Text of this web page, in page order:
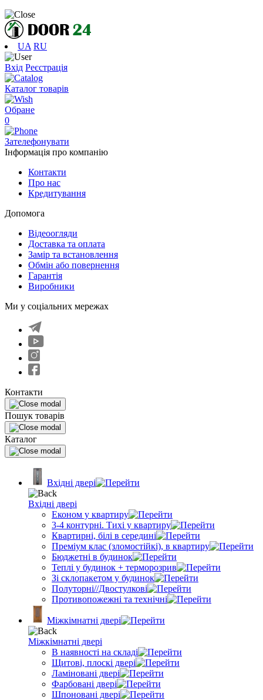
UA RU
Вхід Реєстрація
Каталог товарів
Обране
0
Зателефонувати
Інформація про компанію
Контакти
Про нас
Кредитування
Допомога
Відеоогляди
Доставка та оплата
Замір та встановлення
Обмін або повернення
Гарантія
Виробники
Ми у соціальних мережах
Контакти
Пошук товарів
Каталог
Вхідні двері
Вхідні двері
Економ у квартиру
3-4 контурні. Тихі у квартиру
Квартирні, білі в середині
Преміум клас (зломостійкі), в квартиру
Бюджетні в будинок
Теплі у будинок + терморозрив
Зі склопакетом у будинок
Полуторні//Двостулкові
Противопожежні та технічні
Міжкімнатні двері
Міжкімнатні двері
В наявності на складі
Щитові, плоскі двері
Ламіновані двері
Фарбовані двері
Шпоновані двері